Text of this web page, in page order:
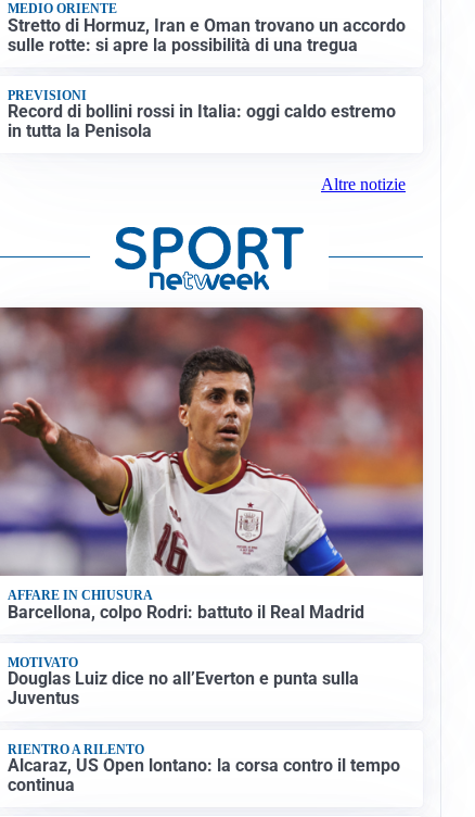
MEDIO ORIENTE
Stretto di Hormuz, Iran e Oman trovano un accordo
sulle rotte: si apre la possibilità di una tregua
PREVISIONI
Record di bollini rossi in Italia: oggi caldo estremo
in tutta la Penisola
Altre notizie
AFFARE IN CHIUSURA
Barcellona, colpo Rodri: battuto il Real Madrid
MOTIVATO
Douglas Luiz dice no all’Everton e punta sulla
Juventus
RIENTRO A RILENTO
Alcaraz, US Open lontano: la corsa contro il tempo
continua